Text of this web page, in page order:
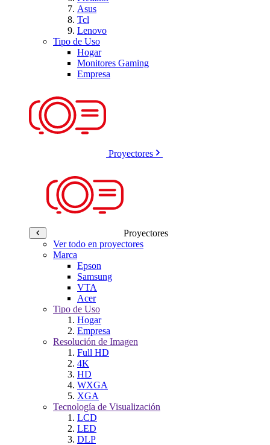
Asus
Tcl
Lenovo
Tipo de Uso
Hogar
Monitores Gaming
Empresa
Proyectores
Proyectores
Ver todo en proyectores
Marca
Epson
Samsung
VTA
Acer
Tipo de Uso
Hogar
Empresa
Resolución de Imagen
Full HD
4K
HD
WXGA
XGA
Tecnología de Visualización
LCD
LED
DLP